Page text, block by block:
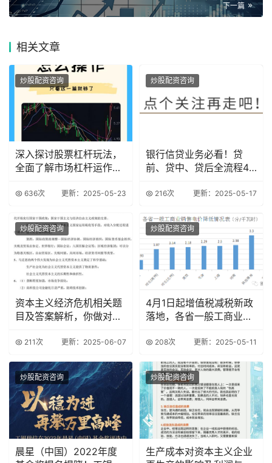
下一篇
相关文章
炒股配资咨询
深入探讨股票杠杆玩法，
全面了解市场杠杆运作机
636次 更新：2025-05-23
炒股配资咨询
银行信贷业务必看！贷
前、贷中、贷后全流程47
216次 更新：2025-05-17
炒股配资咨询
资本主义经济危机相关题
目及答案解析，你做对了
211次 更新：2025-06-07
炒股配资咨询
4月1日起增值税减税新政
落地，各省一般工商业销
208次 更新：2025-05-11
炒股配资咨询
晨星（中国）2022年度
炒股配资咨询
生产成本对资本主义企业